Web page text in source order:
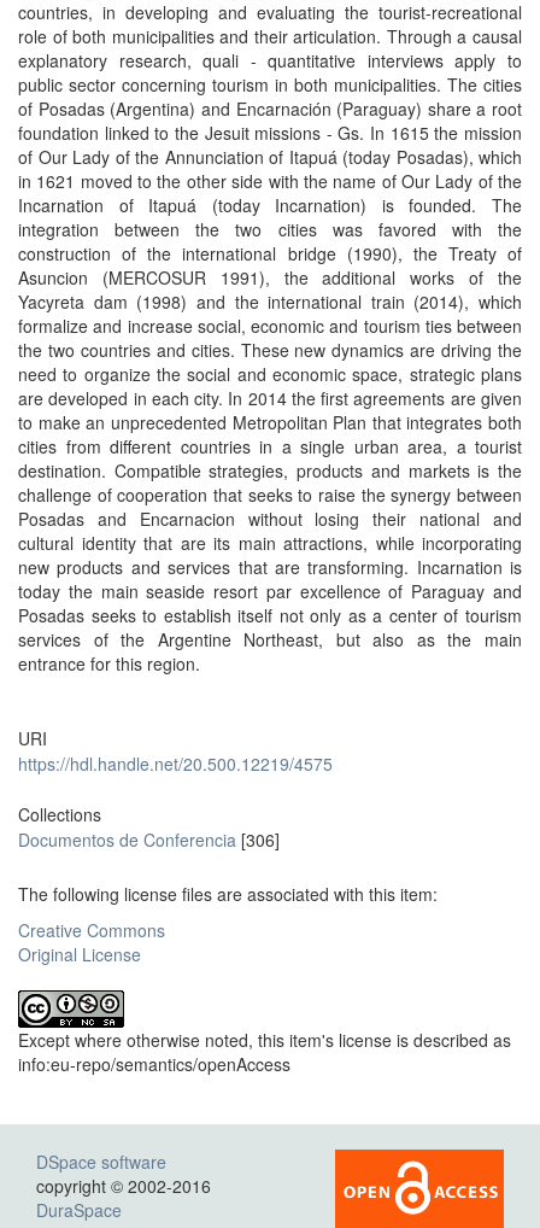
countries, in developing and evaluating the tourist-recreational
role of both municipalities and their articulation. Through a causal
explanatory research, quali - quantitative interviews apply to
public sector concerning tourism in both municipalities. The cities
of Posadas (Argentina) and Encarnación (Paraguay) share a root
foundation linked to the Jesuit missions - Gs. In 1615 the mission
of Our Lady of the Annunciation of Itapuá (today Posadas), which
in 1621 moved to the other side with the name of Our Lady of the
Incarnation of Itapuá (today Incarnation) is founded. The
integration between the two cities was favored with the
construction of the international bridge (1990), the Treaty of
Asuncion (MERCOSUR 1991), the additional works of the
Yacyreta dam (1998) and the international train (2014), which
formalize and increase social, economic and tourism ties between
the two countries and cities. These new dynamics are driving the
need to organize the social and economic space, strategic plans
are developed in each city. In 2014 the first agreements are given
to make an unprecedented Metropolitan Plan that integrates both
cities from different countries in a single urban area, a tourist
destination. Compatible strategies, products and markets is the
challenge of cooperation that seeks to raise the synergy between
Posadas and Encarnacion without losing their national and
cultural identity that are its main attractions, while incorporating
new products and services that are transforming. Incarnation is
today the main seaside resort par excellence of Paraguay and
Posadas seeks to establish itself not only as a center of tourism
services of the Argentine Northeast, but also as the main
entrance for this region.
URI
https://hdl.handle.net/20.500.12219/4575
Collections
Documentos de Conferencia [306]
The following license files are associated with this item:
Creative Commons
Original License
Except where otherwise noted, this item's license is described as
info:eu-repo/semantics/openAccess
DSpace software
copyright © 2002-2016
DuraSpace